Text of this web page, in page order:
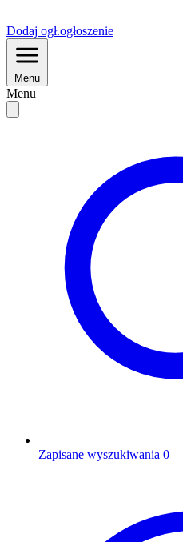
Dodaj ogł.ogłoszenie
Menu
Menu
Zapisane wyszukiwania 0